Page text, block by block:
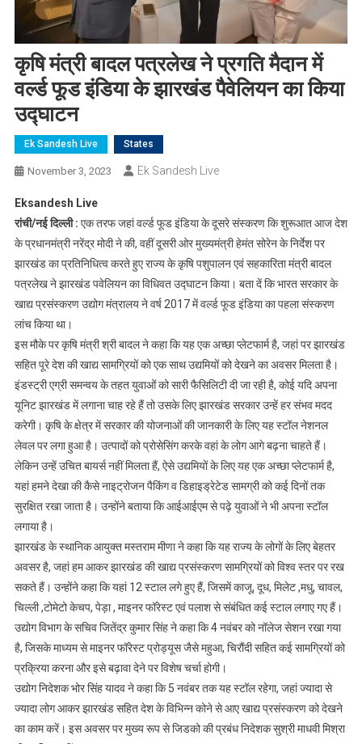
कृषि मंत्री बादल पत्रलेख ने प्रगति मैदान में
वर्ल्ड फूड इंडिया के झारखंड पैवेलियन का किया
उद्घाटन
Ek Sandesh Live States
November 3, 2023 Ek Sandesh Live
Eksandesh Live
रांची/नई दिल्ली : एक तरफ जहां वर्ल्ड फूड इंडिया के दूसरे संस्करण कि शुरूआत आज देश
के प्रधानमंत्री नरेंद्र मोदी ने की, वहीं दूसरी ओर मुख्यमंत्री हेमंत सोरेन के निर्देश पर
झारखंड का प्रतिनिधित्व करते हुए राज्य के कृषि पशुपालन एवं सहकारिता मंत्री बादल
पत्रलेख ने झारखंड पवेलियन का विधिवत उद्घाटन किया। बता दें कि भारत सरकार के
खाद्य प्रसंस्करण उद्योग मंत्रालय ने वर्ष 2017 में वर्ल्ड फूड इंडिया का पहला संस्करण
लांच किया था।
इस मौके पर कृषि मंत्री श्री बादल ने कहा कि यह एक अच्छा प्लेटफार्म है, जहां पर झारखंड
सहित पूरे देश की खाद्य सामग्रियों को एक साथ उद्यमियों को देखने का अवसर मिलता है।
इंडस्ट्री एग्री समन्वय के तहत युवाओं को सारी फैसिलिटी दी जा रही है, कोई यदि अपना
यूनिट झारखंड में लगाना चाह रहे हैं तो उसके लिए झारखंड सरकार उन्हें हर संभव मदद
करेगी। कृषि के क्षेत्र में सरकार की योजनाओं की जानकारी के लिए यह स्टॉल नेशनल
लेवल पर लगा हुआ है। उत्पादों को प्रोसेसिंग करके वहां के लोग आगे बढ़ना चाहते हैं।
लेकिन उन्हें उचित बायर्स नहीं मिलता हैं, ऐसे उद्यमियों के लिए यह एक अच्छा प्लेटफार्म है,
यहां हमने देखा की कैसे नाइट्रोजन पैकिंग व डिहाइड्रेटेड सामग्री को कई दिनों तक
सुरक्षित रखा जाता है। उन्होंने बताया कि आईआईएम से पढ़े युवाओं ने भी अपना स्टॉल
लगाया है।
झारखंड के स्थानिक आयुक्त मस्तराम मीणा ने कहा कि यह राज्य के लोगों के लिए बेहतर
अवसर है, जहां हम आकर झारखंड की खाद्य प्रसंस्करण सामग्रियों को विश्व स्तर पर रख
सकते हैं। उन्होंने कहा कि यहां 12 स्टाल लगे हुए हैं, जिसमें काजू, दूध, मिलेट ,मधु, चावल,
चिल्ली ,टोमेटो केचप, पेड़ा , माइनर फॉरेस्ट एवं पलाश से संबंधित कई स्टाल लगाए गए हैं।
उद्योग विभाग के सचिव जितेंद्र कुमार सिंह ने कहा कि 4 नवंबर को नॉलेज सेशन रखा गया
है, जिसके माध्यम से माइनर फॉरेस्ट प्रोड्यूस जैसे महुआ, चिरौंदी सहित कई सामग्रियों को
प्रक्रिया करना और इसे बढ़ावा देने पर विशेष चर्चा होगी।
उद्योग निदेशक भोर सिंह यादव ने कहा कि 5 नवंबर तक यह स्टॉल रहेगा, जहां ज्यादा से
ज्यादा लोग आकर झारखंड सहित देश के विभिन्न कोने से आए खाद्य प्रसंस्करण को देखने
का काम करें। इस अवसर पर मुख्य रूप से जिडको की प्रबंध निदेशक सुश्री माधवी मिश्रा